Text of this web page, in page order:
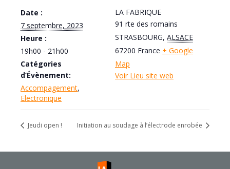
Date :
7 septembre, 2023
Heure :
19h00 - 21h00
Catégories
d’Évènement:
Accompagement,
Electronique
LA FABRIQUE
91 rte des romains
STRASBOURG, ALSACE
67200 France + Google
Map
Voir Lieu site web
Jeudi open ! Initiation au soudage à l’électrode enrobée